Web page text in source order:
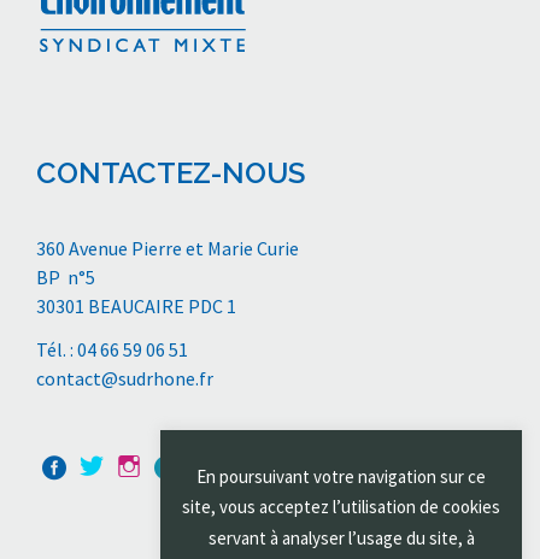
CONTACTEZ-NOUS
360 Avenue Pierre et Marie Curie
BP n°5
30301 BEAUCAIRE PDC 1
Tél. : 04 66 59 06 51
contact@sudrhone.fr
En poursuivant votre navigation sur ce
site, vous acceptez l’utilisation de cookies
servant à analyser l’usage du site, à